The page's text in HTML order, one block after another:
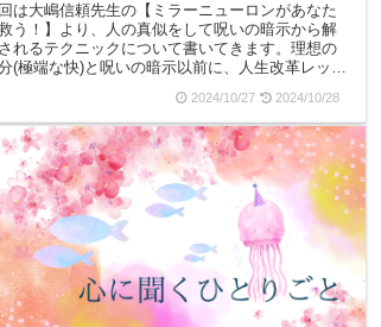
は大嶋信頼先生の【ミラーニューロンがあなた
う！】より、人の真似をして呪いの暗示から解
れるテクニックについて書いてきます。理想の
(極端な快)と呪いの暗示以前に、人生改革レッス
2024/10/27 2024/10/28